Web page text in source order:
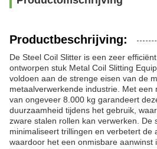
Productbeschrijving:
De Steel Coil Slitter is een zeer
ontworpen stuk Metal Coil Slitting
voldoen aan de strenge eisen van de
metaalverwerkende industrie. Met een
van ongeveer 8.000 kg garandeert
duurzaamheid tijdens het gebruik,
zware stalen rollen kan verwerken. De
minimaliseert trillingen en verbetert de
waardoor het een onmisbare aanwinst